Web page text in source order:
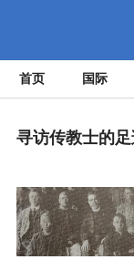
首页 国际
寻访传教士的